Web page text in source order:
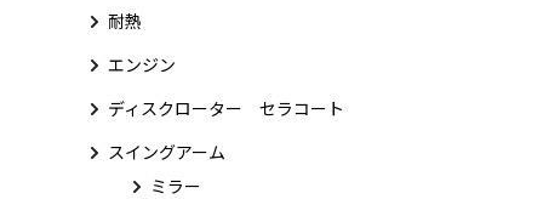
耐熱
エンジン
ディスクローター セラコート
スイングアーム
ミラー